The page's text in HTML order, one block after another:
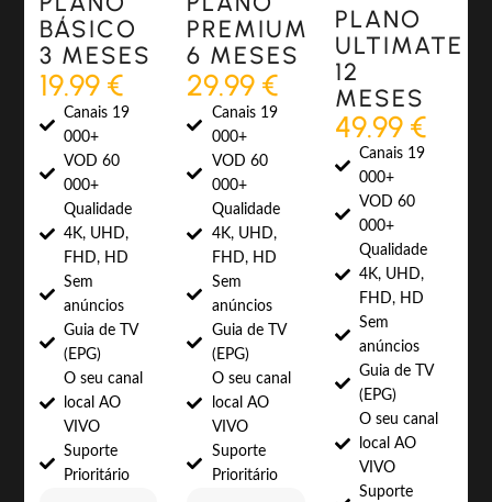
BÁSICO
3 MESES
19.99 €
Canais 19
000+
VOD 60
000+
Qualidade
4K, UHD,
FHD, HD
Sem
anúncios
Guia de TV
(EPG)
O seu canal
local AO
VIVO
Suporte
Prioritário
PREMIUM
6 MESES
29.99 €
Canais 19
000+
VOD 60
000+
Qualidade
4K, UHD,
FHD, HD
Sem
anúncios
Guia de TV
(EPG)
O seu canal
local AO
VIVO
Suporte
Prioritário
PLANO
ULTIMATE
12
MESES
49.99 €
Canais 19
000+
VOD 60
000+
Qualidade
4K, UHD,
FHD, HD
Sem
anúncios
Guia de TV
(EPG)
O seu canal
local AO
VIVO
Suporte